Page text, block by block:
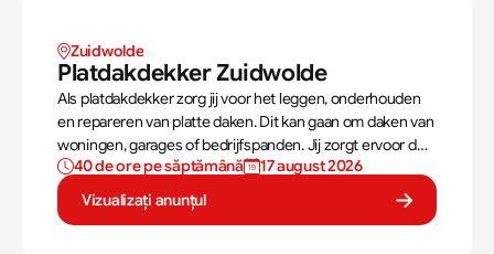
Zuidwolde
Platdakdekker Zuidwolde
Als platdakdekker zorg jij voor het leggen, onderhouden
en repareren van platte daken. Dit kan gaan om daken van
woningen, garages of bedrijfspanden. Jij zorgt ervoor dat
deze daken tegen alle weersomstandigheden kunnen,
zoals regen, sneeuw en wind.
40 de ore pe săptămână
17 august 2026
Vizualizați anunțul